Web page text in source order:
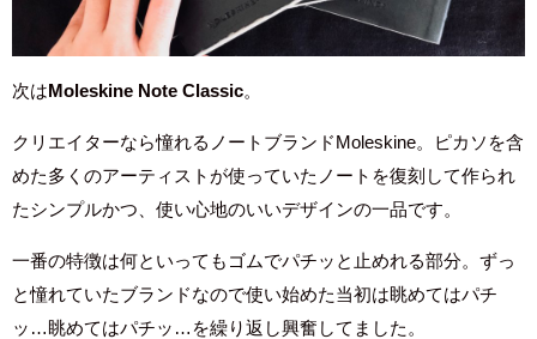
次は Moleskine Note Classic。
クリエイターなら憧れるノートブランドMoleskine。ピカソを含
めた多くのアーティストが使っていたノートを復刻して作られ
たシンプルかつ、使い心地のいいデザインの一品です。
一番の特徴は何といってもゴムでパチッと止めれる部分。ずっ
と憧れていたブランドなので使い始めた当初は眺めてはパチ
ッ…眺めてはパチッ…を繰り返し興奮してました。